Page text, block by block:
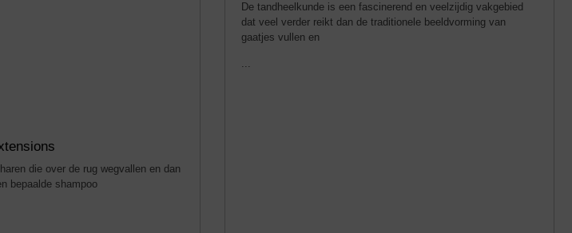
die over de rug wegvallen en dan
bepaalde shampoo
De tandheelkunde is een fascinerend en veelzijdig vakgebied
dat veel verder reikt dan de traditionele beeldvorming van
gaatjes vullen en
...